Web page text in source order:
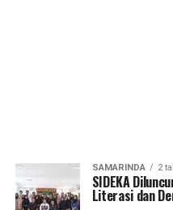
SAMARINDA 2
SIDEKA
Literasi dan